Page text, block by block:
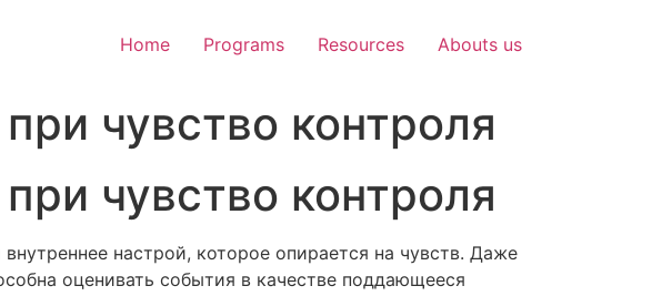
Home Programs Resources Abouts us
чувство контроля
чувство контроля
настрой, которое опирается на чувств. Даже
оценивать события в качестве поддающееся